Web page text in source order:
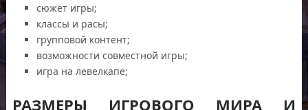
сюжет игры;
классы и расы;
групповой контент;
возможности совместной игры;
игра на левелкапе;
РАЗМЕРЫ ИГРОВОГО МИРА И